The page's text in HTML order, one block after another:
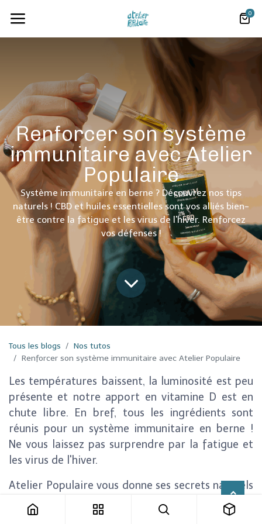
0
Renforcer son système
immunitaire avec Atelier
Populaire
Système immunitaire en berne ? Découvrez nos tips
naturels ! CBD et huiles essentielles sont vos alliés bien-
être contre la fatigue et les virus de l'hiver. Renforcez
vos défenses !
Tous les blogs
Nos tutos
Renforcer son système immunitaire avec Atelier Populaire
Les températures baissent, la luminosité est peu
présente et notre apport en vitamine D est en
chute libre. En bref, tous les ingrédients sont
réunis pour un système immunitaire en berne !
Ne vous laissez pas surprendre par la fatigue et
les virus de l'hiver.
Atelier Populaire vous donne ses secrets naturels
pour renforcer efficacement vos défenses.
Découvrez comment nos solutions à base de CBD